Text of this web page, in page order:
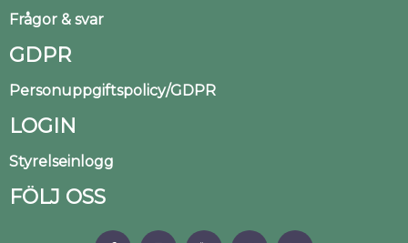
Frågor & svar
GDPR
Personuppgiftspolicy/GDPR
LOGIN
Styrelseinlogg
FÖLJ OSS